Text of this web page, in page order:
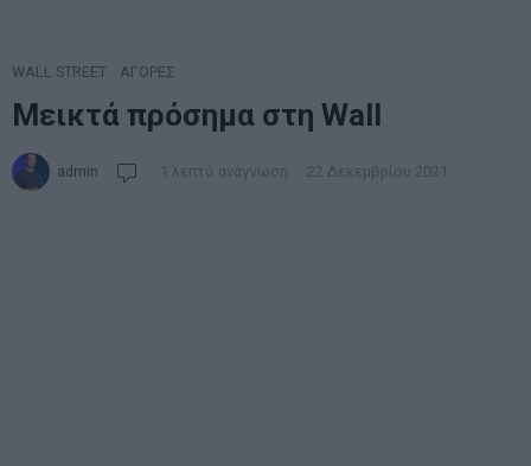
WALL STREET ΑΓΟΡΕΣ
Μεικτά πρόσημα στη Wall
admin 1 λεπτό ανάγνωση 22 Δεκεμβρίου 2021